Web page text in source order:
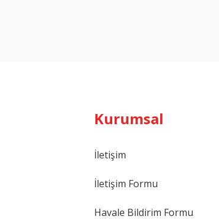
Kurumsal
İletişim
İletişim Formu
Havale Bildirim Formu